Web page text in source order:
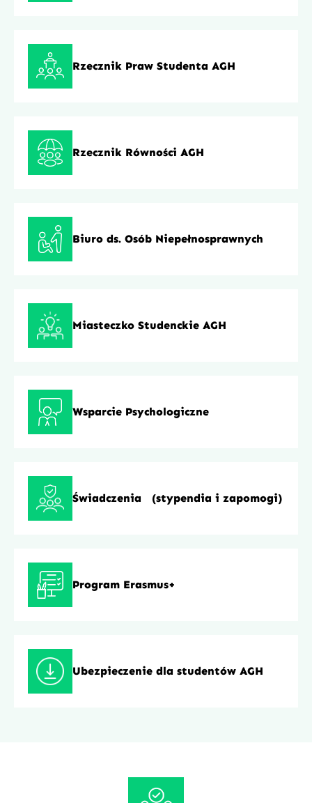
Rzecznik Praw Studenta AGH
Rzecznik Równości AGH
Biuro ds. Osób Niepełnosprawnych
Miasteczko Studenckie AGH
Wsparcie Psychologiczne
Świadczenia (stypendia i zapomogi)
Program Erasmus+
Ubezpieczenie dla studentów AGH